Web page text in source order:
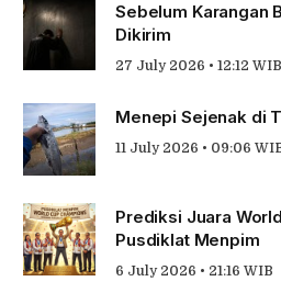
Sebelum Karangan
Dikirim
27 July 2026 • 12:12 WIB
Menepi Sejenak di
11 July 2026 • 09:06
Prediksi Juara
Pusdiklat Menpim
6 July 2026 • 21:16 WIB